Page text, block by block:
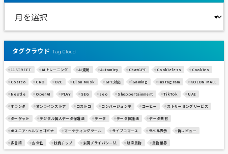
タグクラウド Tag Cloud
11STREET AIトレーニング AI規制 Automizy ChatGPT Cookieless Cookies
Costco CRO D2C Elon Musk GPC対応 iGaming Instagram KOLON MALL
Nestle OpenAI PLAY SEG seo Shoppertainment TikTok UAE
オランダ オンラインストア コストコ コンバージョン率 コーヒー ストリーミングサービス
ターゲット デジタル個人データ保護法 データ データ保護法 データ共有
ボスニア・ヘルツェゴビナ マーケティングツール ライブコマース ラベル表示 偽レビュー
多言語 安全性 独自チップ 米国プライバシー法 航空貨物 貨物業界